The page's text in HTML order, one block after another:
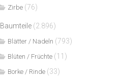
Zirbe (76)
Baumteile (2.896)
Blätter / Nadeln (793)
Blüten / Früchte (11)
Borke / Rinde (33)